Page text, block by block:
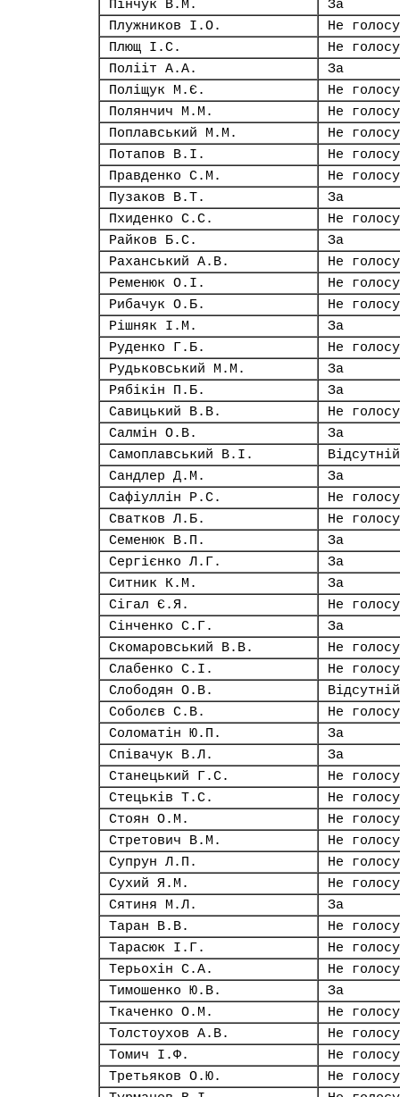
Пінчук В.М.
За
Плужников І.О.
Не
Плющ І.С.
Не
Полііт А.А.
За
Поліщук М.Є.
Не
Полянчич М.М.
Не
Поплавський М.М.
Не
Потапов В.І.
Не
Правденко С.М.
Не
Пузаков В.Т.
За
Пхиденко С.С.
Не
Райков Б.С.
За
Раханський А.В.
Не
Ременюк О.І.
Не
Рибачук О.Б.
Не
Рішняк І.М.
За
Руденко Г.Б.
Не
Рудьковський М.М.
За
Рябікін П.Б.
За
Савицький В.В.
Не
Салмін О.В.
За
Самоплавський В.І.
Відсутній
Сандлер Д.М.
За
Сафіуллін Р.С.
Не
Сватков Л.Б.
Не
Семенюк В.П.
За
Сергієнко Л.Г.
За
Ситник К.М.
За
Сігал Є.Я.
Не
Сінченко С.Г.
За
Скомаровський В.В.
Не
Слабенко С.І.
Не
Слободян О.В.
Відсутній
Соболєв С.В.
Не
Соломатін Ю.П.
За
Співачук В.Л.
За
Станецький Г.С.
Не
Стецьків Т.С.
Не
Стоян О.М.
Не
Стретович В.М.
Не
Супрун Л.П.
Не
Сухий Я.М.
Не
Сятиня М.Л.
За
Таран В.В.
Не
Тарасюк І.Г.
Не
Терьохін С.А.
Не
Тимошенко Ю.В.
За
Ткаченко О.М.
Не
Толстоухов А.В.
Не
Томич І.Ф.
Не
Третьяков О.Ю.
Не